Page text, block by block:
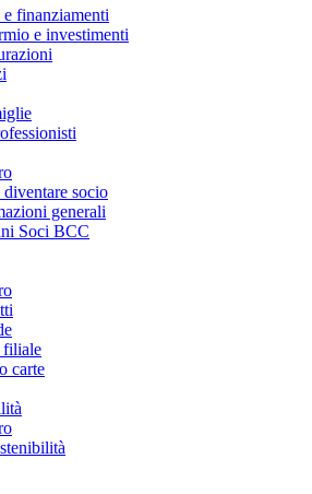
finanziamenti
e investimenti
diventare socio
generali
Soci BCC
filiale
carte